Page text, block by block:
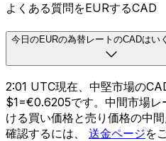
よくある質問をEURするCAD
今日のEURの為替レートのCADはい
2:01 UTC現在、中堅市場の
$1=€0.6205です。中間市場レ
ける買い価格と売り価格の中
確認するには、 送金ページを